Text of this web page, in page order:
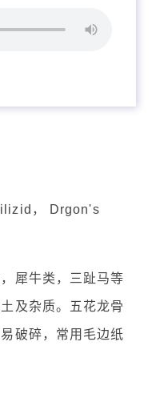
， Drgon's
犀牛类，三趾马等
及杂质。五花龙骨
破碎，常用毛边纸